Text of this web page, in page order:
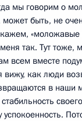
мы говорим о
может быть, не
«моложавые
так. Тут тоже,
всем вместе
вижу, как люди
в наши
успокоенность.